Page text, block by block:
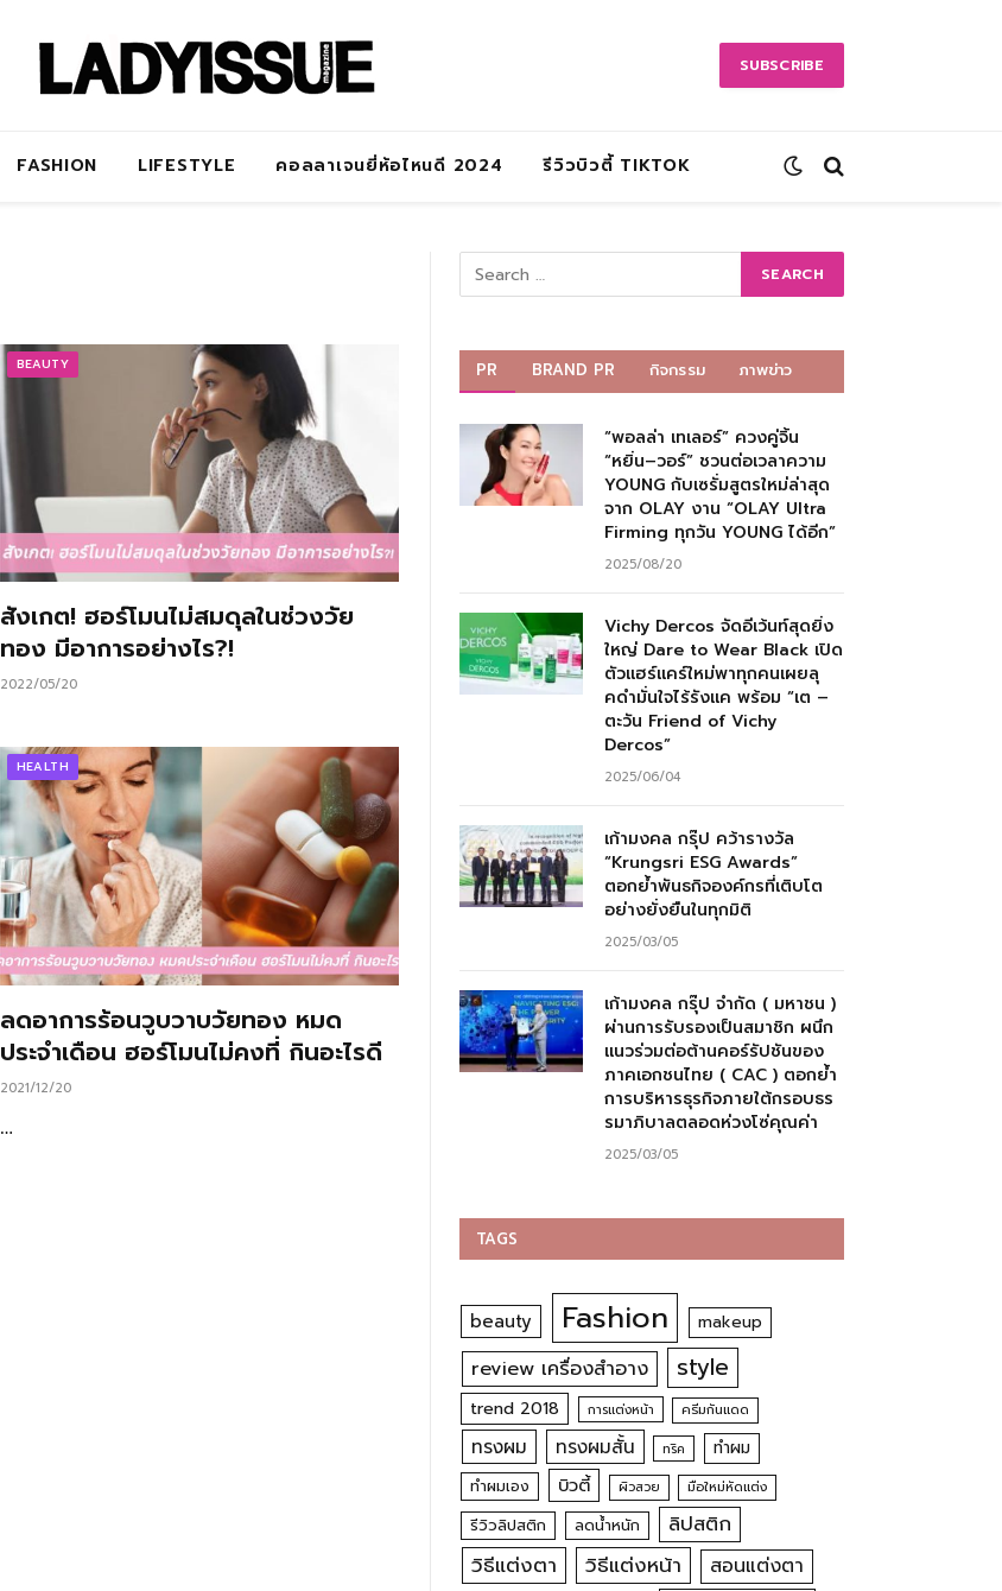
SUBSCRIBE
FASHION LIFESTYLE คอลลาเจนยี่ห้อไหนดี 2024 รีวิวบิวตี้ TIKTOK
BEAUTY
สังเกต! ฮอร์โมนไม่สมดุลในช่วงวัย
ทอง มีอาการอย่างไร?!
2022/05/20
HEALTH
ลดอาการร้อนวูบวาบวัยทอง หมด
ประจำเดือน ฮอร์โมนไม่คงที่ กินอะไรดี
2021/12/20
…
PR BRAND PR กิจกรรม ภาพข่าว
“พอลล่า เทเลอร์” ควงคู่จิ้น
“หยิ่น–วอร์” ชวนต่อเวลาความ
YOUNG กับเซรั่มสูตรใหม่ล่าสุด
จาก OLAY งาน “OLAY Ultra
Firming ทุกวัน YOUNG ได้อีก”
2025/08/20
Vichy Dercos จัดอีเว้นท์สุดยิ่ง
ใหญ่ Dare to Wear Black เปิด
ตัวแฮร์แคร์ใหม่พาทุกคนเผยลุ
คดำมั่นใจไร้รังแค พร้อม “เต –
ตะวัน Friend of Vichy
Dercos”
2025/06/04
เก้ามงคล กรุ๊ป คว้ารางวัล
“Krungsri ESG Awards”
ตอกย้ำพันธกิจองค์กรที่เติบโต
อย่างยั่งยืนในทุกมิติ
2025/03/05
เก้ามงคล กรุ๊ป จำกัด ( มหาชน )
ผ่านการรับรองเป็นสมาชิก ผนึก
แนวร่วมต่อต้านคอร์รัปชันของ
ภาคเอกชนไทย ( CAC ) ตอกย้ำ
การบริหารธุรกิจภายใต้กรอบธร
รมาภิบาลตลอดห่วงโซ่คุณค่า
2025/03/05
TAGS
beauty Fashion makeup
review เครื่องสำอาง style
trend 2018 การแต่งหน้า ครีมกันแดด
ทรงผม ทรงผมสั้น ทริค ทำผม
ทำผมเอง บิวตี้ ผิวสวย มือใหม่หัดแต่ง
รีวิวลิปสติก ลดน้ำหนัก ลิปสติก
วิธีแต่งตา วิธีแต่งหน้า สอนแต่งตา